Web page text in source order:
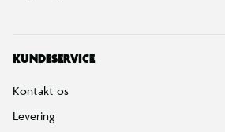
KUNDESERVICE
Kontakt os
Levering